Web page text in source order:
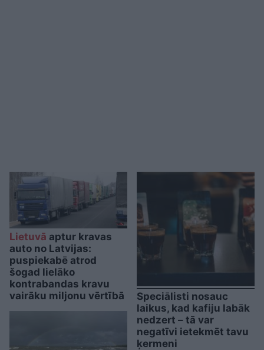
Lietuvā aptur kravas
auto no Latvijas:
puspiekabē atrod
šogad lielāko
kontrabandas kravu
vairāku miljonu vērtībā
Speciālisti nosauc
laikus, kad kafiju labāk
nedzert – tā var
negatīvi ietekmēt tavu
ķermeni